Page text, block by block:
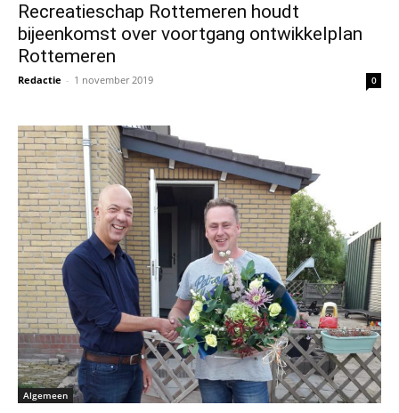
Recreatieschap Rottemeren houdt
bijeenkomst over voortgang ontwikkelplan
Rottemeren
Redactie - 1 november 2019 0
Algemeen